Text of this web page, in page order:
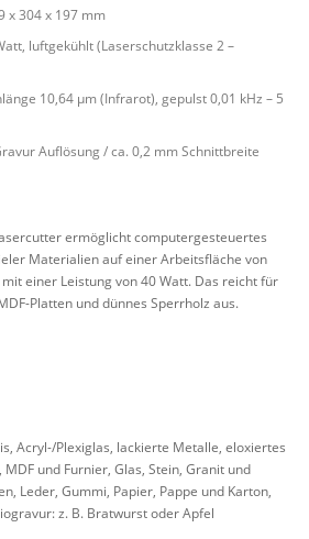
x 304 x 197 mm
luftgekühlt (Laserschutzklasse 2 –
10,64 µm (Infrarot), gepulst 0,01 kHz – 5
Auflösung / ca. 0,2 mm Schnittbreite
ermöglicht computergesteuertes
Materialien auf einer Arbeitsfläche von
einer Leistung von 40 Watt. Das reicht für
Platten und dünnes Sperrholz aus.
Acryl-/Plexiglas, lackierte Metalle, eloxiertes
und Furnier, Glas, Stein, Granit und
Leder, Gummi, Papier, Pappe und Karton,
z. B. Bratwurst oder Apfel